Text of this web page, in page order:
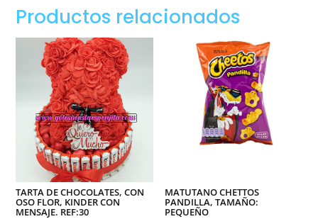
cantidad
Productos relacionados
TARTA DE CHOCOLATES, CON
OSO FLOR, KINDER CON
MENSAJE. REF:30
MATUTANO CHETTOS
PANDILLA, TAMAÑO:
PEQUEÑO